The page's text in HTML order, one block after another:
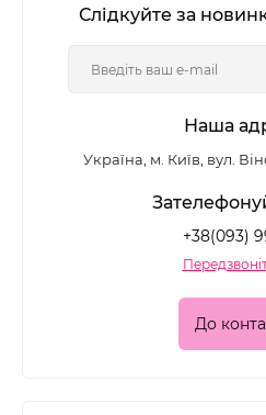
Слідкуйте за
Наша
Україна, м. Київ, вул.
+38(093)
До